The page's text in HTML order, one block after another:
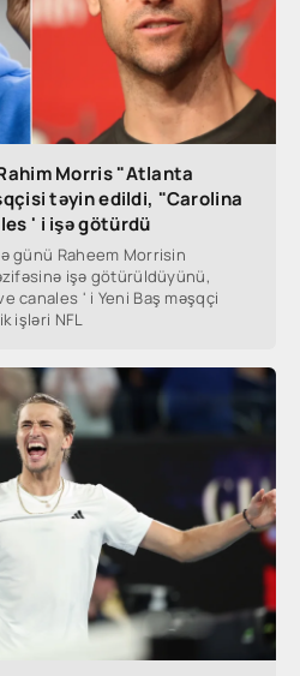
Morris "Atlanta
təyin edildi, "Carolina
' i işə götürdü
günü Raheem Morrisin
işə götürüldüyünü,
canales ' i Yeni Baş məşqçi
işləri NFL